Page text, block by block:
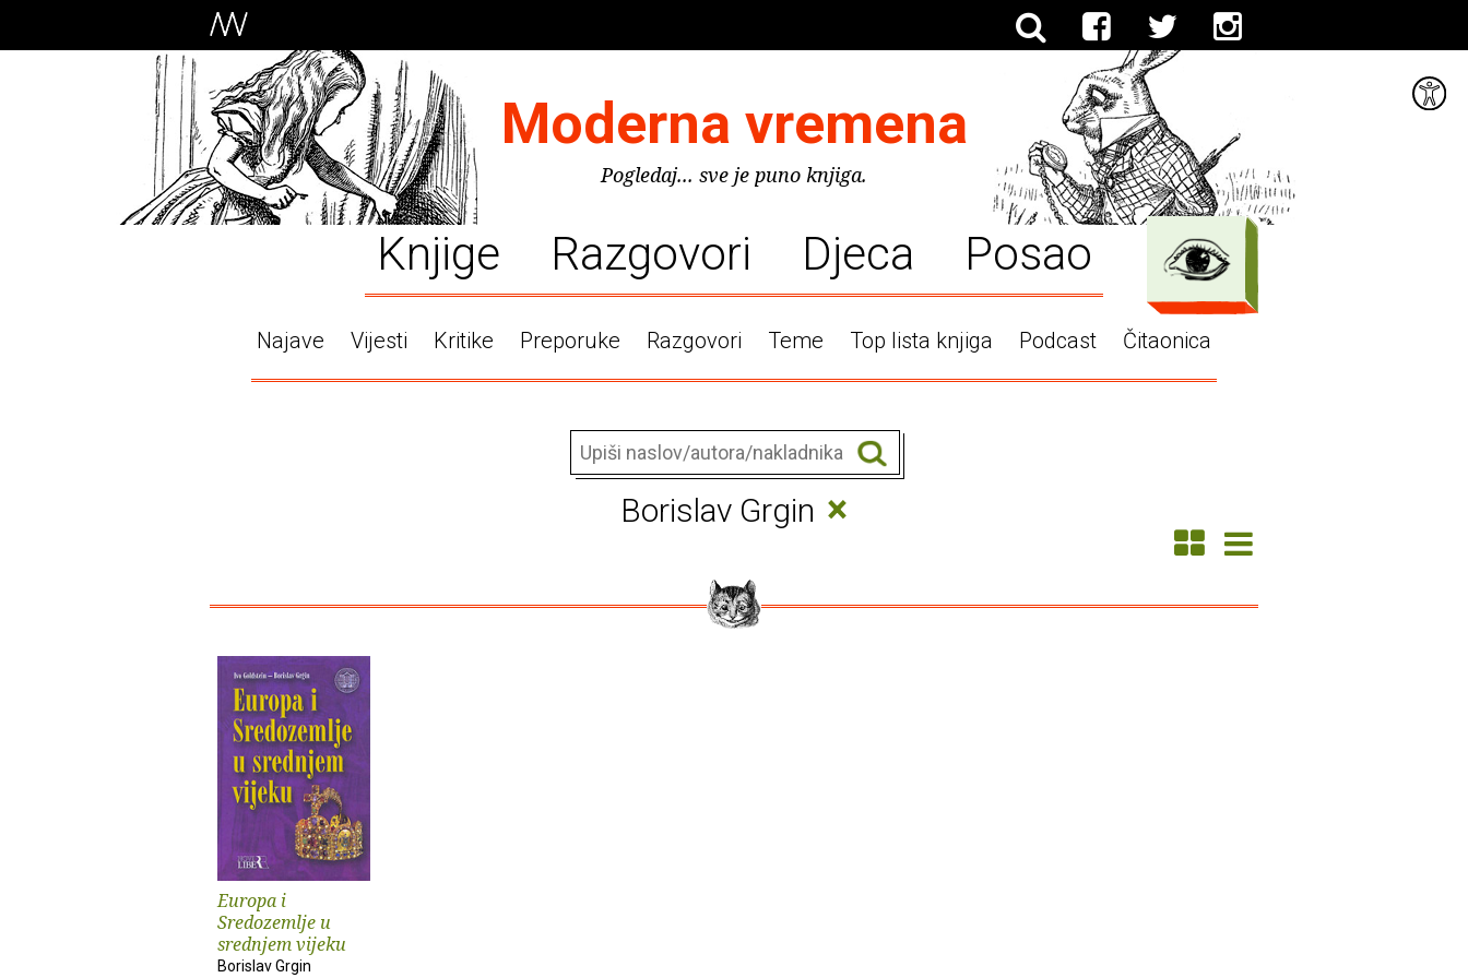
Moderna vremena
Pogledaj... sve je puno knjiga.
Knjige Razgovori Djeca Posao
Najave Vijesti Kritike Preporuke Razgovori Teme Top lista knjiga Podcast Čitaonica
Borislav Grgin ×
Europa i
Sredozemlje u
srednjem vijeku
Borislav Grgin